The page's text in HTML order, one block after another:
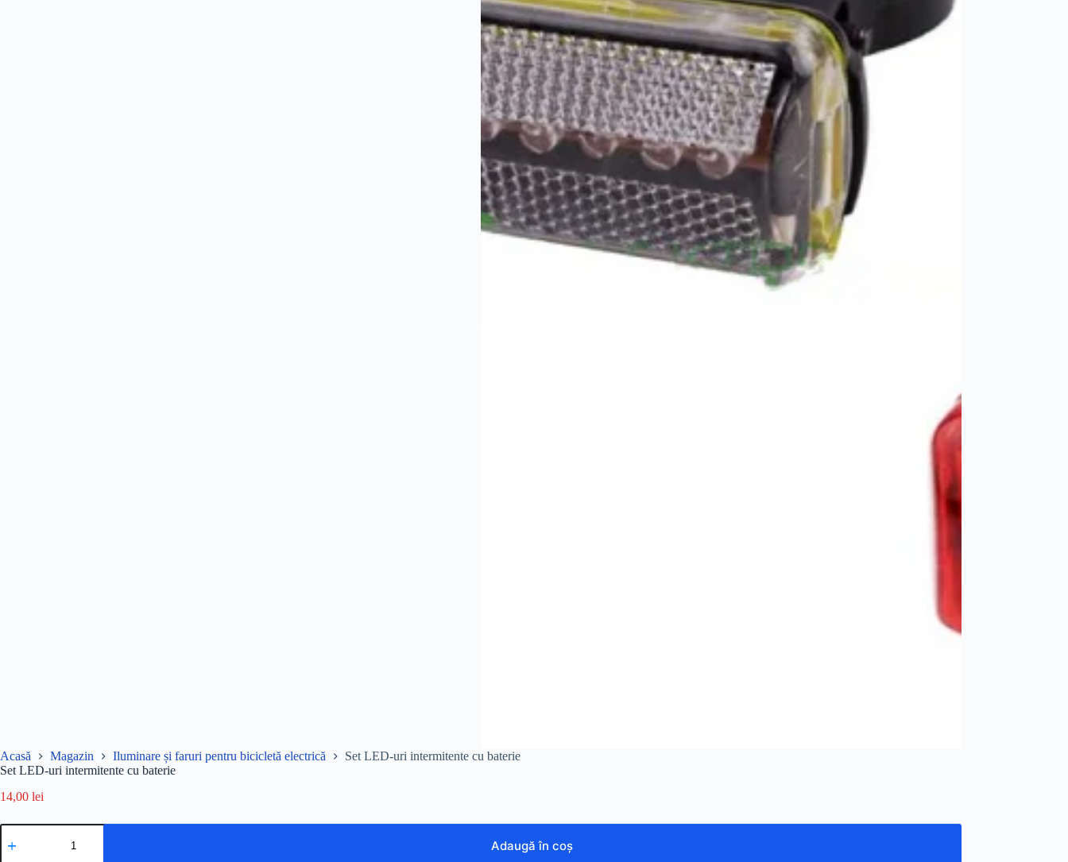
Acasă Magazin Iluminare și faruri pentru bicicletă electrică
Set LED-uri intermitente cu baterie
Set LED-uri intermitente cu baterie
14,00 lei
Cantitate
Set
Adaugă în coș